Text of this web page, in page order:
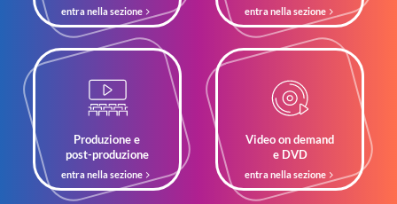
entra nella sezione entra nella sezione
Produzione e
post-produzione
entra nella sezione
Video on demand
e DVD
entra nella sezione